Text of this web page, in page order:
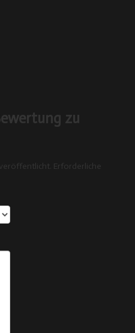
zu
Erforderliche